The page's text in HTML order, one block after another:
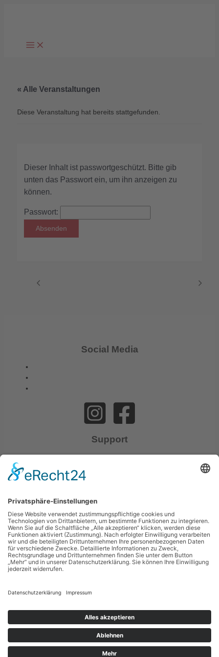
« Alle Veranstaltungen
Diese Veranstaltung hat bereits stattgefunden.
Dieser Inhalt ist passwortgeschützt. Bitte gib
unten das Passwort ein, um ihn anzeigen zu
können.
Passwort:
Social Media
Support
Gemeinde Mainhausen
Fachbereich Jugend und Soziales
Rheinstraße 3
63533 Mainhausen
06182 8900 -79 o. -85
jugend@mainhausen.de
Copyright © 2017-2026 Gemeinde Mainhausen | Made with ❤️ in
Frankfurt am Main.